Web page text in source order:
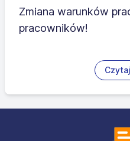
Zmiana warunków
pracowników!